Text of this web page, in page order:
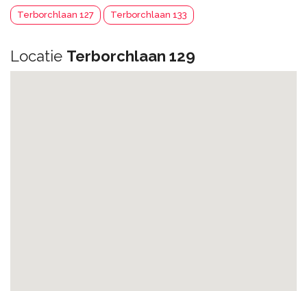
Terborchlaan 127 Terborchlaan 133
Locatie Terborchlaan 129